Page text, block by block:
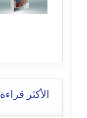
الأكثر قراءة